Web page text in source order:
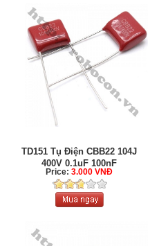
TD151 Tụ Điện CBB22 104J
400V 0.1uF 100nF
Price:3.000 VNĐ